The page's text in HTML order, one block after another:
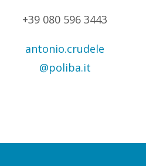
+39 080 596 3443
antonio.crudele
@poliba.it